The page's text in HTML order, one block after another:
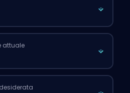
attuale